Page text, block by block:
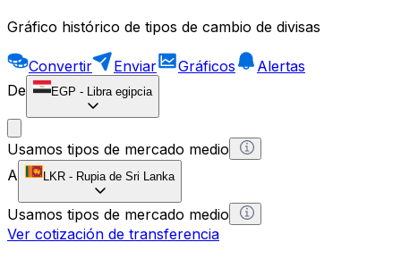
Gráfico histórico de tipos de cambio de divisas
Convertir Enviar Gráficos
Alertas
De
EGP - Libra egipcia
Usamos tipos de mercado medio
A
LKR - Rupia de Sri Lanka
Usamos tipos de mercado medio
Ver cotización de transferencia